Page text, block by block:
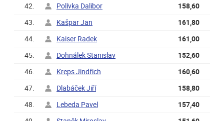
42.
Polívka Dalibor
158,60
43.
Kašpar Jan
161,80
44.
Kaiser Radek
161,00
45.
Dohnálek Stanislav
152,60
46.
Kreps Jindřich
160,60
47.
Dlabáček Jiří
158,80
48.
Lebeda Pavel
157,40